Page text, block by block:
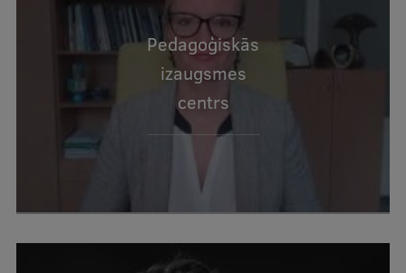
RSU fonds
Aula
Muzeji un ekspozīcijas
Projekti
Ilgtspējīga attīstība
Pedagoģiskās
izaugsmes
centrs